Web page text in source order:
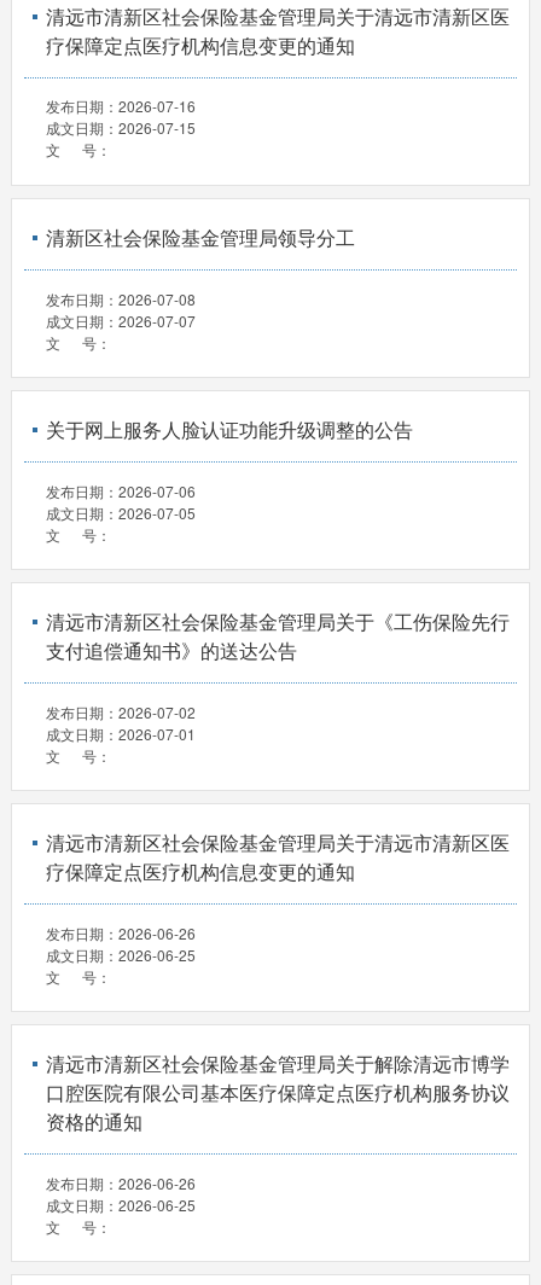
清远市清新区社会保险基金管理局关于清远市清新区医
疗保障定点医疗机构信息变更的通知
发布日期： 2026-07-16
成文日期： 2026-07-15
文 号：
清新区社会保险基金管理局领导分工
发布日期： 2026-07-08
成文日期： 2026-07-07
文 号：
关于网上服务人脸认证功能升级调整的公告
发布日期： 2026-07-06
成文日期： 2026-07-05
文 号：
清远市清新区社会保险基金管理局关于《工伤保险先行
支付追偿通知书》的送达公告
发布日期： 2026-07-02
成文日期： 2026-07-01
文 号：
清远市清新区社会保险基金管理局关于清远市清新区医
疗保障定点医疗机构信息变更的通知
发布日期： 2026-06-26
成文日期： 2026-06-25
文 号：
清远市清新区社会保险基金管理局关于解除清远市博学
口腔医院有限公司基本医疗保障定点医疗机构服务协议
资格的通知
发布日期： 2026-06-26
成文日期： 2026-06-25
文 号：